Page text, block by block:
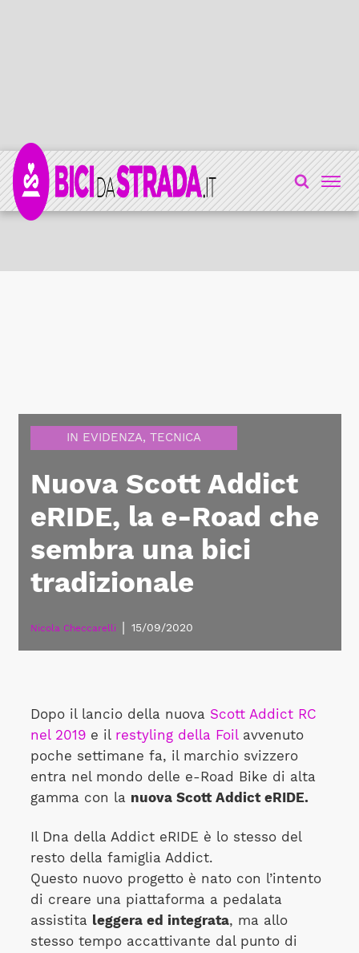
IN EVIDENZA, TECNICA
Nuova Scott Addict
eRIDE, la e-Road che
sembra una bici
tradizionale
Nicola Checcarelli 15/09/2020
Dopo il lancio della nuova Scott Addict RC
nel 2019e il restyling della Foilavvenuto
poche settimane fa, il marchio svizzero
entra nel mondo delle e-Road Bike di alta
gamma con la nuova Scott Addict eRIDE.
Il Dna della Addict eRIDE è lo stesso del
resto della famiglia Addict.
Questo nuovo progetto è nato con l’intento
di creare una piattaforma a pedalata
assistita leggera ed integrata, ma allo
stesso tempo accattivante dal punto di